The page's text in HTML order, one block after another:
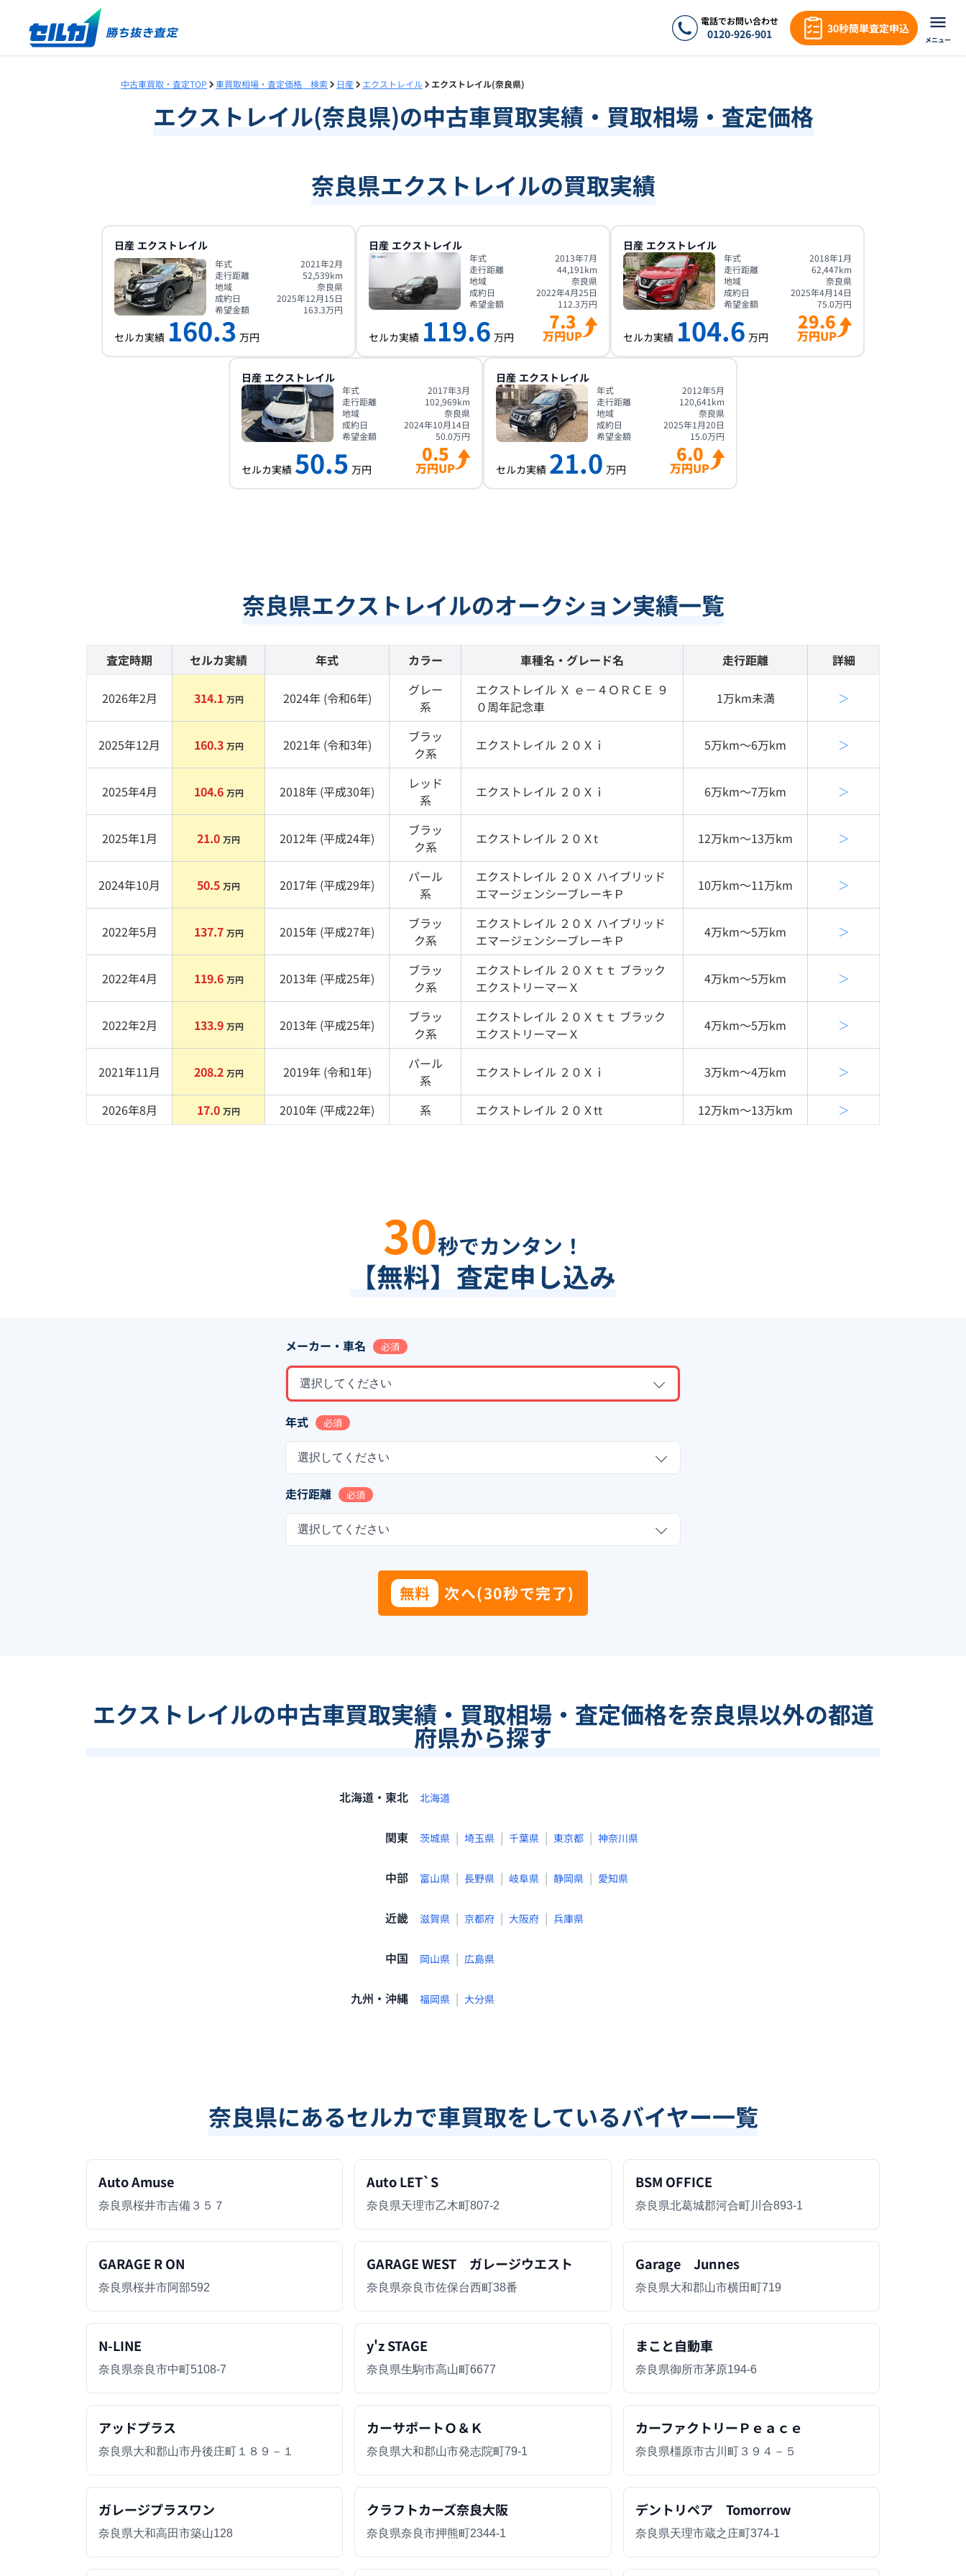
電話でお問い合わせ
0120-926-901 30秒簡単査定申込
メニュー
中古車買取・査定TOP 車買取相場・査定価格 検索 日産 エクストレイル エクストレイル(奈良県)
エクストレイル(奈良県)の中古車買取実績・買取相場・査定価格
奈良県エクストレイルの買取実績
日産 エクストレイル
年式
2021年2月
走行距離
52,539km
地域
奈良県
成約日
2025年12月15日
希望金額
163.3万円
セルカ実績 160.3 万円
日産 エクストレイル
年式
2013年7月
走行距離
44,191 km
地域
奈良県
成約日
2022年4月25日
希望金額
112.3万円
セルカ実績 119.6 万円
7.3
万円UP
日産 エクストレイル
年式
2018年1月
走行距離
62,447km
地域
奈良県
成約日
2025年4月14日
希望金額
75.0万円
セルカ実績 104.6 万円
29.6
万円UP
日産 エクストレイル
年式
2017年3月
走行距離
102,969km
地域
奈良県
成約日
2024年10月14日
希望金額
50.0万円
セルカ実績 50.5 万円
0.5
万円UP
日産 エクストレイル
年式
2012年5月
走行距離
120,641 km
地域
奈良県
成約日
2025年1月20日
希望金額
15.0万円
セルカ実績 21.0 万円
6.0
万円UP
奈良県エクストレイルのオークション実績一覧
査定時期 セルカ実績 年式 カラー 車種名・グレード名 走行距離 詳細
2026年2月 314.1 万円 2024年 (令和6年)
グレー
系
エクストレイル Ｘ ｅ－４ＯＲＣＥ ９
０周年記念車
1万km未満 ＞
2025年12月 160.3 万円 2021年 (令和3年)
ブラッ
ク系 エクストレイル ２０Ｘｉ 5万km〜6万km ＞
2025年4月 104.6 万円 2018年 (平成30年)
レッド
系
エクストレイル ２０Ｘｉ 6万km〜7万km ＞
2025年1月 21.0 万円 2012年 (平成24年)
ブラッ
ク系 エクストレイル ２０Ｘt 12万km〜13万km ＞
2024年10月 50.5 万円 2017年 (平成29年)
パール
系
エクストレイル ２０Ｘ ハイブリッド
エマージェンシーブレーキＰ
10万km〜11万km ＞
2022年5月 137.7 万円 2015年 (平成27年)
ブラッ
ク系
エクストレイル ２０Ｘ ハイブリッド
エマージェンシーブレーキＰ
4万km〜5万km ＞
2022年4月 119.6 万円 2013年 (平成25年)
ブラッ
ク系
エクストレイル ２０Ｘｔｔ ブラック
エクストリーマーＸ
4万km〜5万km ＞
2022年2月 133.9 万円 2013年 (平成25年)
ブラッ
ク系
エクストレイル ２０Ｘｔｔ ブラック
エクストリーマーＸ
4万km〜5万km ＞
2021年11月 208.2 万円 2019年 (令和1年)
パール
系
エクストレイル ２０Ｘｉ 3万km〜4万km ＞
2026年8月 17.0 万円 2010年 (平成22年) 系 エクストレイル ２０Ｘtt 12万km〜13万km ＞
30秒でカンタン！
【無料】査定申し込み
メーカー・車名 必須
選択してください
年式 必須
選択してください
走行距離 必須
選択してください
無料 次へ(30秒で完了)
エクストレイルの中古車買取実績・買取相場・査定価格を奈良県以外の都道
府県から探す
北海道・東北 北海道
関東 茨城県 | 埼玉県 | 千葉県 | 東京都 | 神奈川県
中部 富山県 | 長野県 | 岐阜県 | 静岡県 | 愛知県
近畿 滋賀県 | 京都府 | 大阪府 | 兵庫県
中国 岡山県 | 広島県
九州・沖縄 福岡県 | 大分県
奈良県にあるセルカで車買取をしているバイヤー一覧
Auto Amuse
奈良県桜井市吉備３５７
Auto LET`S
奈良県天理市乙木町807-2
BSM OFFICE
奈良県北葛城郡河合町川合893-1
GARAGE R ON
奈良県桜井市阿部592
GARAGE WEST ガレージウエスト
奈良県奈良市佐保台西町38番
Garage Junnes
奈良県大和郡山市横田町719
N-LINE
奈良県奈良市中町5108-7
y'z STAGE
奈良県生駒市高山町6677
まこと自動車
奈良県御所市茅原194-6
アッドプラス
奈良県大和郡山市丹後庄町１８９－１
カーサポートＯ＆Ｋ
奈良県大和郡山市発志院町79-1
カーファクトリーＰｅａｃｅ
奈良県橿原市古川町３９４－５
ガレージプラスワン
奈良県大和高田市築山128
クラフトカーズ奈良大阪
奈良県奈良市押熊町2344-1
デントリペア Tomorrow
奈良県天理市蔵之庄町374-1